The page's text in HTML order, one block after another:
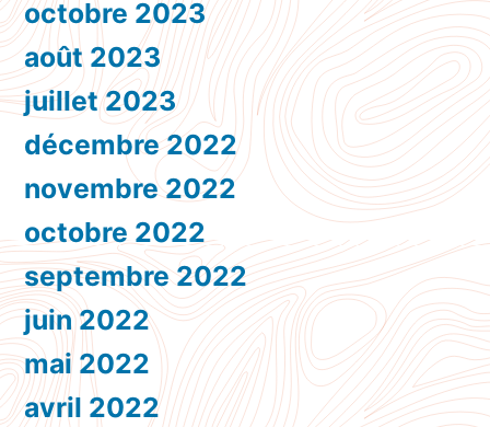
octobre 2023
août 2023
juillet 2023
décembre 2022
novembre 2022
octobre 2022
septembre 2022
juin 2022
mai 2022
avril 2022